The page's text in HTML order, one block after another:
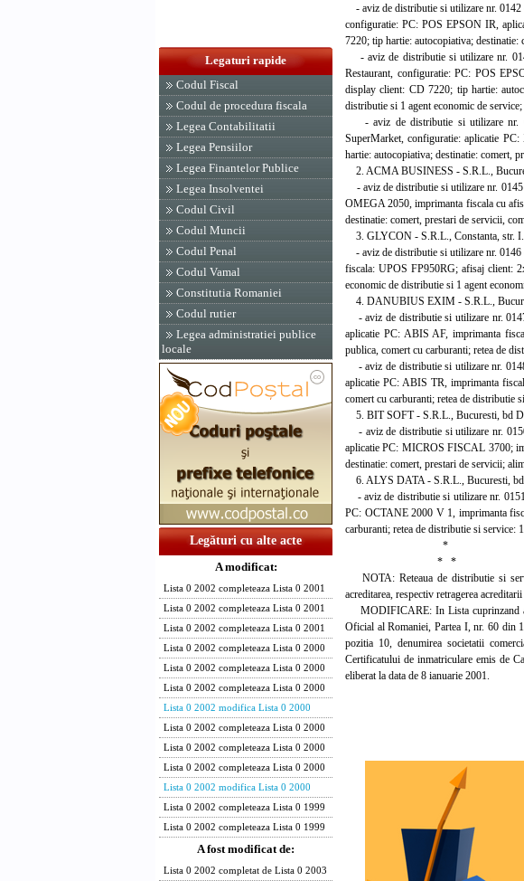
Legaturi rapide
Codul Fiscal
Codul de procedura fiscala
Legea Contabilitatii
Legea Pensiilor
Legea Finantelor Publice
Legea Insolventei
Codul Civil
Codul Muncii
Codul Penal
Codul Vamal
Constitutia Romaniei
Codul rutier
Legea administratiei publice
locale
Legături cu alte acte
A modificat:
Lista 0 2002 completeaza Lista 0 2001
Lista 0 2002 completeaza Lista 0 2001
Lista 0 2002 completeaza Lista 0 2001
Lista 0 2002 completeaza Lista 0 2000
Lista 0 2002 completeaza Lista 0 2000
Lista 0 2002 completeaza Lista 0 2000
Lista 0 2002 modifica Lista 0 2000
Lista 0 2002 completeaza Lista 0 2000
Lista 0 2002 completeaza Lista 0 2000
Lista 0 2002 completeaza Lista 0 2000
Lista 0 2002 modifica Lista 0 2000
Lista 0 2002 completeaza Lista 0 1999
Lista 0 2002 completeaza Lista 0 1999
A fost modificat de:
Lista 0 2002 completat de Lista 0 2003
- aviz de distributie si utilizare nr. 0142
configuratie: PC: POS EPSON IR,
7220; tip hartie: autocopiativa;
- aviz de distributie si utilizare nr.
Restaurant, configuratie: PC: POS
display client: CD 7220; tip hartie:
distributie si 1 agent economic de service;
- aviz de distributie si utilizare nr.
SuperMarket, configuratie: aplicatie
hartie: autocopiativa; destinatie: comert,
2. ACMA BUSINESS - S.R.L.,
- aviz de distributie si utilizare nr. 0145
OMEGA 2050, imprimanta fiscala cu
destinatie: comert, prestari de servicii,
3. GLYCON - S.R.L., Constanta, str.
- aviz de distributie si utilizare nr. 0146
fiscala: UPOS FP950RG; afisaj client:
economic de distributie si 1 agent
4. DANUBIUS EXIM - S.R.L.,
- aviz de distributie si utilizare nr.
aplicatie PC: ABIS AF, imprimanta
publica, comert cu carburanti; retea de
- aviz de distributie si utilizare nr.
aplicatie PC: ABIS TR, imprimanta
comert cu carburanti; retea de distributie
5. BIT SOFT - S.R.L., Bucuresti, bd
- aviz de distributie si utilizare nr.
aplicatie PC: MICROS FISCAL 3700;
destinatie: comert, prestari de servicii;
6. ALYS DATA - S.R.L., Bucuresti, bd
- aviz de distributie si utilizare nr.
PC: OCTANE 2000 V 1, imprimanta
carburanti; retea de distributie si service:
*
* *
NOTA: Reteaua de distributie si
acreditarea, respectiv retragerea
MODIFICARE: In Lista cuprinzand
Oficial al Romaniei, Partea I, nr. 60 din
pozitia 10, denumirea societatii
Certificatului de inmatriculare emis de
eliberat la data de 8 ianuarie 2001.